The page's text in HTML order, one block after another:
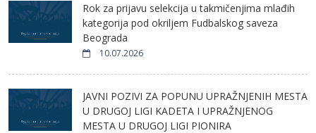
Rok za prijavu selekcija u takmičenjima mlađih
kategorija pod okriljem Fudbalskog saveza
Beograda
10.07.2026
JAVNI POZIVI ZA POPUNU UPRAŽNJENIH MESTA
U DRUGOJ LIGI KADETA I UPRAŽNJENOG
MESTA U DRUGOJ LIGI PIONIRA